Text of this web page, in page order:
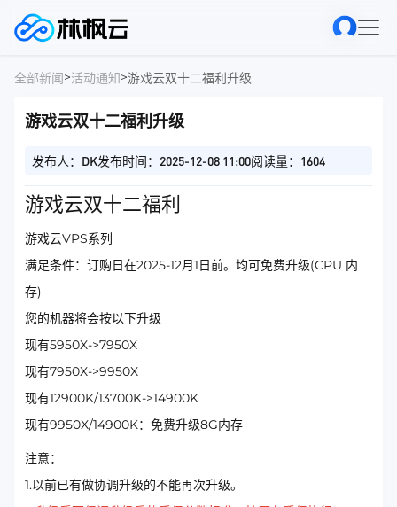
全部新闻>活动通知>游戏云双十二福利升级
游戏云双十二福利升级
发布人：DK发布时间：2025-12-08 11:00阅读量：1604
游戏云双十二福利
游戏云VPS系列
满足条件：订购日在2025-12月1日前。均可免费升级(CPU 内
存)
您的机器将会按以下升级
现有5950X->7950X
现有7950X->9950X
现有12900K/13700K->14900K
现有9950X/14900K：免费升级8G内存
注意：
1.以前已有做协调升级的不能再次升级。